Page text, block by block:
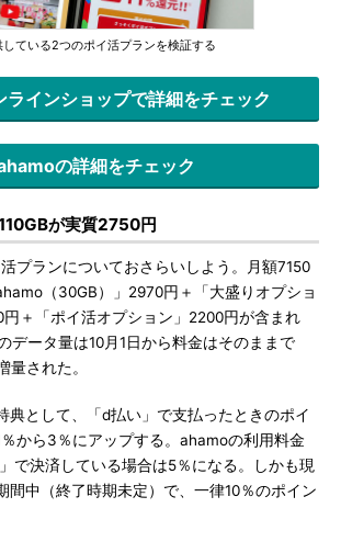
している2つのポイ活プランを検証する
ラインショップで詳細をチェック
の詳細をチェック
が実質2750円
プランについておさらいしよう。月額7150
（30GB）」2970円＋「大盛りオプショ
円＋「ポイ活オプション」2200円が含まれ
データ量は10月1日から料金はそのままで
量された。
として、「d払い」で支払ったときのポイ
から3％にアップする。ahamoの利用料金
で決済している場合は5％になる。しかも現
間中（終了時期未定）で、一律10％のポイン